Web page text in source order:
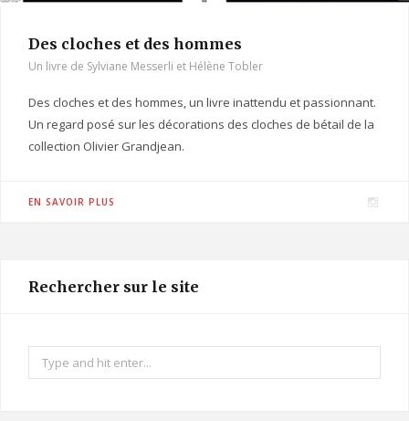
Des cloches et des hommes
Un livre de Sylviane Messerli et Hélène Tobler
Des cloches et des hommes, un livre inattendu et passionnant.
Un regard posé sur les décorations des cloches de bétail de la
collection Olivier Grandjean.
EN SAVOIR PLUS
I
r
Rechercher sur le site
Search
for: